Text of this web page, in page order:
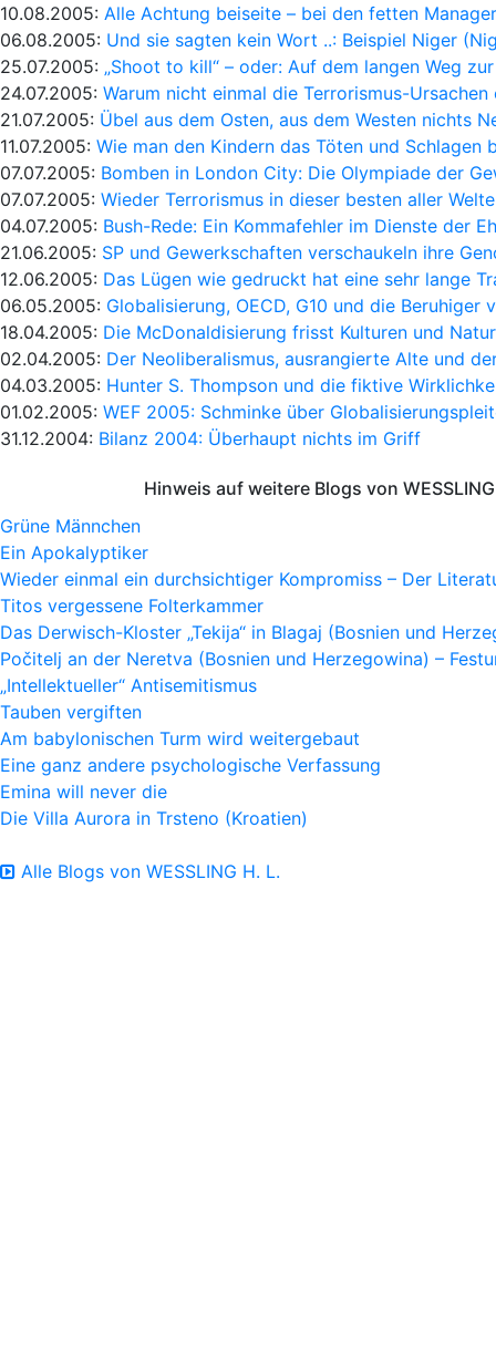
10.08.2005: Alle Achtung beiseite – bei den fetten
06.08.2005: Und sie sagten kein Wort ..: Beispiel Niger
25.07.2005: „Shoot to kill“ – oder: Auf dem langen Weg
24.07.2005: Warum nicht einmal die Terrorismus-Ursachen
21.07.2005: Übel aus dem Osten, aus dem Westen nichts
11.07.2005: Wie man den Kindern das Töten und Schlagen
07.07.2005: Bomben in London City: Die Olympiade der
07.07.2005: Wieder Terrorismus in dieser besten aller
04.07.2005: Bush-Rede: Ein Kommafehler im Dienste der
21.06.2005: SP und Gewerkschaften verschaukeln ihre
12.06.2005: Das Lügen wie gedruckt hat eine sehr lange
06.05.2005: Globalisierung, OECD, G10 und die Beruhiger
18.04.2005: Die McDonaldisierung frisst Kulturen und
02.04.2005: Der Neoliberalismus, ausrangierte Alte und
04.03.2005: Hunter S. Thompson und die fiktive
01.02.2005: WEF 2005: Schminke über
31.12.2004: Bilanz 2004: Überhaupt nichts im Griff
Hinweis auf weitere Blogs von
Grüne Männchen
Ein Apokalyptiker
Wieder einmal ein durchsichtiger Kompromiss – Der
Titos vergessene Folterkammer
Das Derwisch-Kloster „Tekija“ in Blagaj (Bosnien und
Počitelj an der Neretva (Bosnien und Herzegowina) –
„Intellektueller“ Antisemitismus
Tauben vergiften
Am babylonischen Turm wird weitergebaut
Eine ganz andere psychologische Verfassung
Emina will never die
Die Villa Aurora in Trsteno (Kroatien)
Alle Blogs von WESSLING H. L.